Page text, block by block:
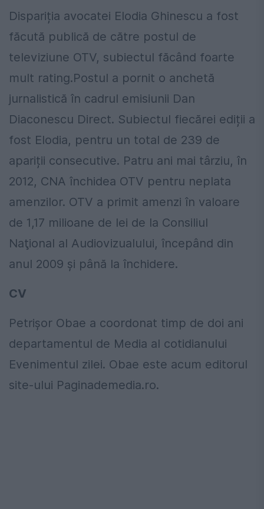
Dispariția avocatei Elodia Ghinescu a fost
făcută publică de către postul de
televiziune OTV, subiectul făcând foarte
mult rating.Postul a pornit o anchetă
jurnalistică în cadrul emisiunii Dan
Diaconescu Direct. Subiectul fiecărei ediții a
fost Elodia, pentru un total de 239 de
apariții consecutive. Patru ani mai târziu, în
2012, CNA închidea OTV pentru neplata
amenzilor. OTV a primit amenzi în valoare
de 1,17 milioane de lei de la Consiliul
Naţional al Audiovizualului, începând din
anul 2009 și până la închidere.
CV
Petrișor Obae a coordonat timp de doi ani
departamentul de Media al cotidianului
Evenimentul zilei. Obae este acum editorul
site-ului Paginademedia.ro.